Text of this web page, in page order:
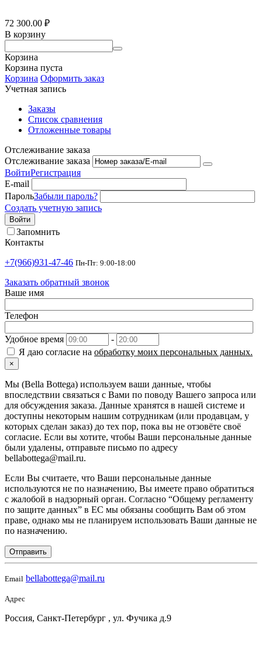
72 300.00 ₽
В корзину
Корзина
Корзина пуста
Корзина Оформить заказ
Учетная запись
Заказы
Список сравнения
Отложенные товары
Отслеживание заказа
Отслеживание заказа
ВойтиРегистрация
E-mail
ПарольЗабыли пароль?
Создать учетную запись
Войти
Запомнить
Контакты
+7(966)931-47-46 Пн-Пт: 9:00-18:00
Заказать обратный звонок
Ваше имя
Телефон
Удобное время
-
Я даю согласие на обработку моих персональных данных.
×
Мы (Bella Bottega) используем ваши данные, чтобы
впоследствии связаться с Вами по поводу Вашего запроса или
для обсуждения заказа. Данные хранятся в нашей системе и
доступны некоторым нашим сотрудникам (или продавцам, у
которых сделан заказ) до тех пор, пока вы не отзовёте своё
согласие. Если вы хотите, чтобы Ваши персональные данные
были удалены, отправьте письмо по адресу
bellabottega@mail.ru.
Если Вы считаете, что Ваши персональные данные
используются не по назначению, Вы имеете право обратиться
с жалобой в надзорный орган. Согласно “Общему регламенту
по защите данных” в ЕС мы обязаны сообщить Вам об этом
праве, однако мы не планируем использовать Ваши данные не
по назначению.
Отправить
Email bellabottega@mail.ru
Адрес
Россия, Санкт-Петербург , ул. Фучика д.9